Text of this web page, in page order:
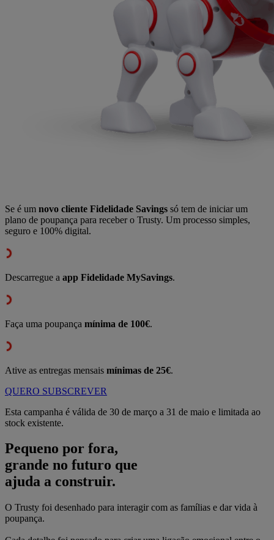
Se é um novo cliente Fidelidade Savings só tem de iniciar um
plano de poupança para receber o Trusty. Um processo simples,
seguro e 100% digital.
Descarregue a app Fidelidade MySavings.
Faça uma poupança mínima de 100€.
Ative as entregas mensais mínimas de 25€.
QUERO SUBSCREVER
Esta campanha é válida de 30 de março a 31 de maio e limitada ao
stock existente.
Pequeno por fora,
grande no futuro que
ajuda a construir.
O Trusty foi desenhado para interagir com as famílias e dar vida à
poupança.